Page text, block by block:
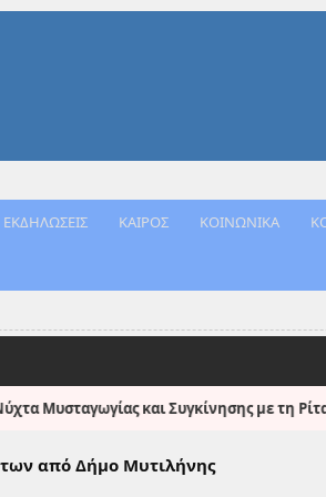
ΕΚΔΗΛΩΣΕΙΣ ΚΑΙΡΟΣ ΚΟΙΝΩΝΙΚΑ
και Συγκίνησης με τη Ρίτα Αντωνοπούλου
από Δήμο Μυτιλήνης